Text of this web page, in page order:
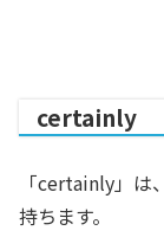
certainly
「certainly」は
持ちます。